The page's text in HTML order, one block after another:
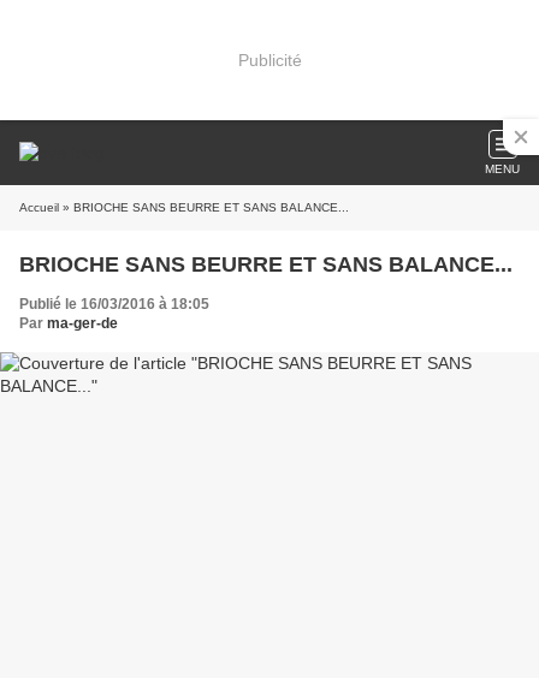
Publicité
MENU
Accueil » BRIOCHE SANS BEURRE ET SANS BALANCE...
BRIOCHE SANS BEURRE ET SANS BALANCE...
Publié le 16/03/2016 à 18:05
Par ma-ger-de